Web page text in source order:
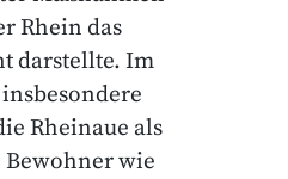
Rhein das
darstellte. Im
Rheinaue als
wie